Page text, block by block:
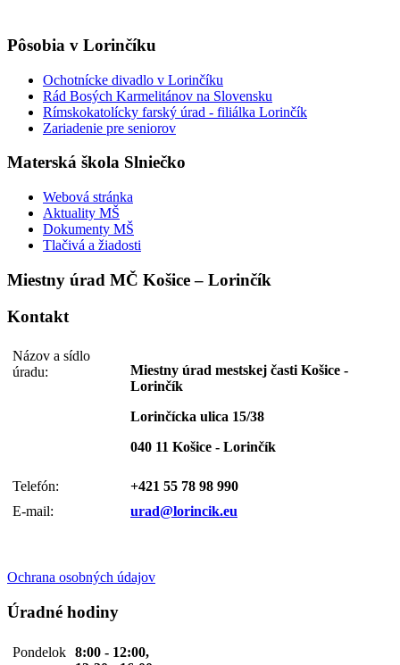
Pôsobia v Lorinčíku
Ochotnícke divadlo v Lorinčíku
Rád Bosých Karmelitánov na Slovensku
Rímskokatolícky farský úrad - filiálka Lorinčík
Zariadenie pre seniorov
Materská škola Slniečko
Webová stránka
Aktuality MŠ
Dokumenty MŠ
Tlačivá a žiadosti
Miestny úrad MČ Košice – Lorinčík
Kontakt
Názov a sídlo
úradu:
Miestny úrad mestskej časti Košice -
Lorinčík
Lorinčícka ulica 15/38
040 11 Košice - Lorinčík
Telefón:
+421 55 78 98 990
E-mail:
urad@lorincik.eu
Ochrana osobných údajov
Úradné hodiny
Pondelok 8:00 - 12:00,